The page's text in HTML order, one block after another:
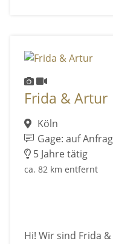
Frida & Artur
Köln
Gage: auf
5 Jahre tätig
ca. 82 km entfernt
Hi! Wir sind Frida